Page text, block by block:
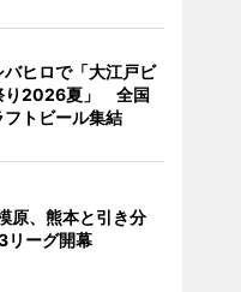
バヒロで「大江戸ビ
り2026夏」 全国
フトビール集結
原、熊本と引き分
ーグ開幕